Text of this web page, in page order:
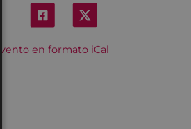
en formato iCal